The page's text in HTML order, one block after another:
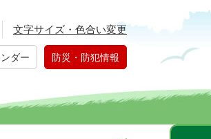
文字サイズ・色合い変更
ダー 防災・防犯情報